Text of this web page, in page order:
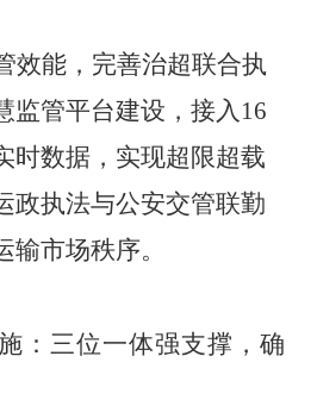
效能，完善治超联合执
监管平台建设，接入 16
时数据，实现超限超载
政执法与公安交管联勤
市场秩序。
：三位一体强支撑，确